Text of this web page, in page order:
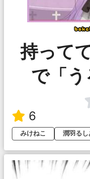
持って
で「
6
みけねこ
潤羽るし